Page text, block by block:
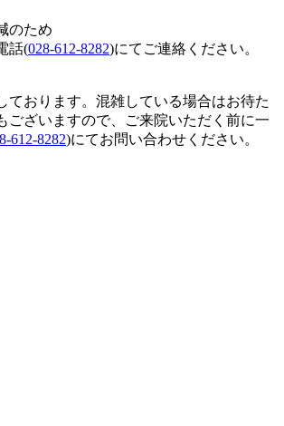
のため
話(028-612-8282)にてご連絡ください。
ております。混雑している場合はお待た
ございますので、ご来院いただく前に一
612-8282)にてお問い合わせください。